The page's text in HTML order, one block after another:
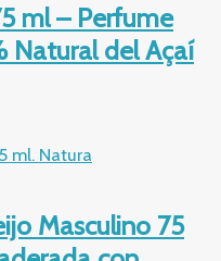
ml – Perfume
Natural del Açaí
Masculino 75